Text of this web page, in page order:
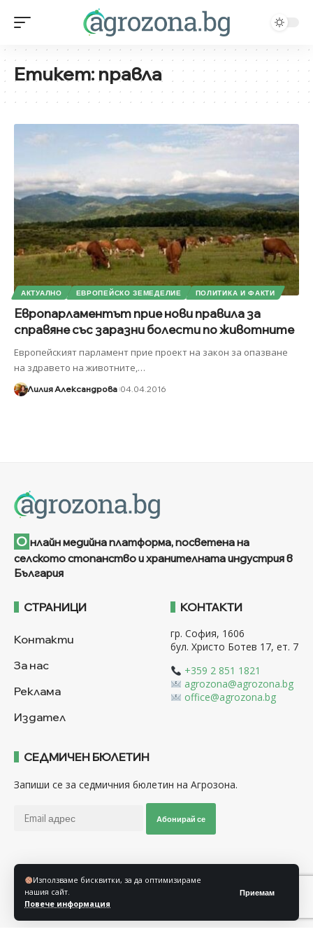
Използваме бисквитки, за да оптимизираме
нашия сайт.
Повече информация
Приемам
Етикет:правла
АКТУАЛНО ЕВРОПЕЙСКО ЗЕМЕДЕЛИЕ ПОЛИТИКА И ФАКТИ
Европарламентът прие нови правила за
справяне със заразни болести по животните
Европейският парламент прие проект на закон за опазване
на здравето на животните,…
Лилия Александрова 04.04.2016
О нлайн медийна платформа, посветена на
селското стопанство и хранителната индустрия в
България
СТРАНИЦИ
Контакти
За нас
Реклама
Издател
КОНТАКТИ
гр. София, 1606
бул. Христо Ботев 17, ет. 7
+359 2 851 1821
agrozona@agrozona.bg
office@agrozona.bg
СЕДМИЧЕН БЮЛЕТИН
Запиши се за седмичния бюлетин на Агрозона.
Абонирай се
Последвайте ни